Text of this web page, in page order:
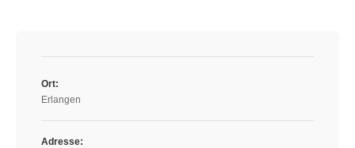
Ort:
Erlangen
Adresse: